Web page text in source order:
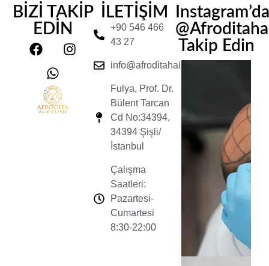
BİZİ TAKİP
EDİN
İLETİŞİM
+90 546 466
43 27
info@afroditahairclinic.com
Fulya, Prof. Dr.
Bülent Tarcan
Cd No:34394,
34394 Şişli/
İstanbul
Çalışma
Saatleri:
Pazartesi-
Cumartesi
8:30-22:00
Instagram’da
Takip Edin